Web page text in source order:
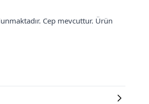
Cep mevcuttur. Ürün